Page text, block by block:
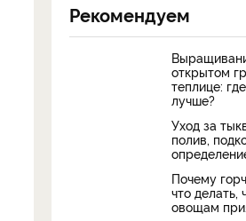
Рекомендуем
открытом
теплице:
лучше?
Уход за
полив,
Почему
что делать,
овощам